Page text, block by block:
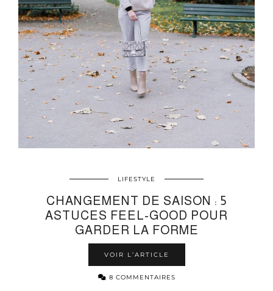
LIFESTYLE
CHANGEMENT DE SAISON : 5
ASTUCES FEEL-GOOD POUR
GARDER LA FORME
VOIR L’ARTICLE
8 COMMENTAIRES